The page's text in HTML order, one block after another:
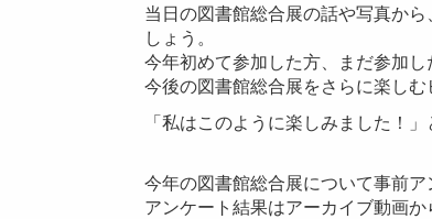
当日の図書館総合展の話や写真か
しょう。
今年初めて参加した方、まだ参加し
今後の図書館総合展をさらに楽しむ
「私はこのように楽しみました！
今年の図書館総合展について事前ア
アンケート結果はアーカイブ動画か